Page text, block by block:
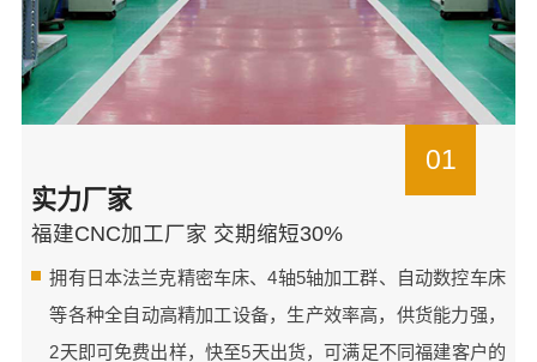
01
实力厂家
福建CNC加工厂家 交期缩短30%
拥有日本法兰克精密车床、4轴5轴加工群、自动数控车床
等各种全自动高精加工设备，生产效率高，供货能力强，
2天即可免费出样，快至5天出货，可满足不同福建客户的